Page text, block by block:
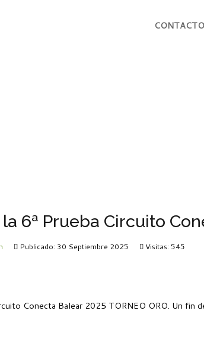
CONTACTO
6ª Prueba Circuito
Publicado: 30 Septiembre 2025 Visitas: 545
Conecta Balear 2025 TORNEO ORO. Un fin